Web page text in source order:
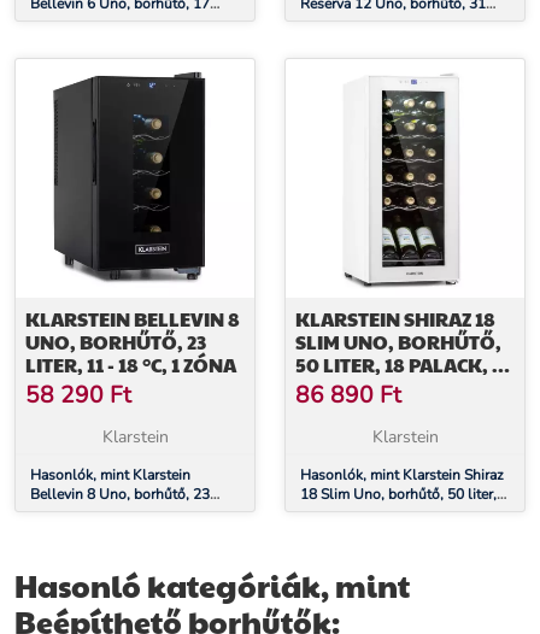
Bellevin 6 Uno, borhűtő, 17
liter, 11 - 18 °C, 1 zóna
Reserva 12 Uno, borhűtő, 31
liter, 11 - 18 °C, 1 zóna
KLARSTEIN BELLEVIN 8
UNO, BORHŰTŐ, 23
LITER, 11 - 18 °C, 1 ZÓNA
58 290 Ft
Klarstein
Hasonlók, mint Klarstein
Bellevin 8 Uno, borhűtő, 23
liter, 11 - 18 °C, 1 zóna
KLARSTEIN SHIRAZ 18
SLIM UNO, BORHŰTŐ,
50 LITER, 18 PALACK, 5-
18°C,
ÉRINTŐKÉPERNYŐS
VEZÉRLŐPANEL
86 890 Ft
Klarstein
Hasonlók, mint Klarstein Shiraz
18 Slim Uno, borhűtő, 50 liter,
18 palack, 5-18°C,
Hasonló kategóriák, mint
Beépíthető borhűtők: